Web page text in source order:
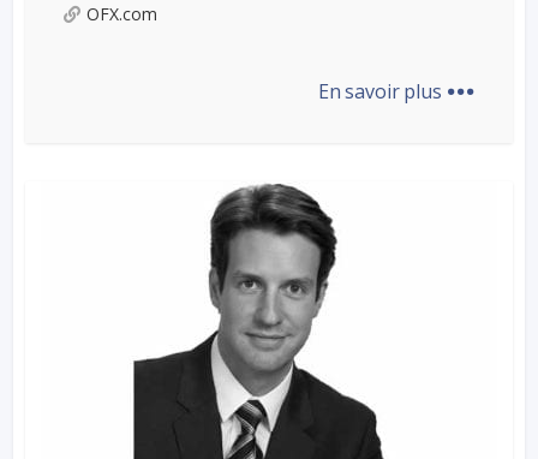
OFX.com
En savoir plus ...